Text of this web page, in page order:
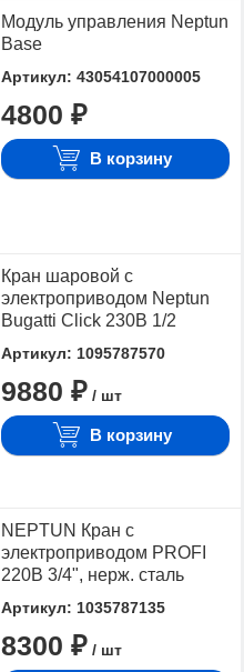
Модуль управления Neptun
Base
Артикул: 43054107000005
4800 ₽
В корзину
Кран шаровой с
электроприводом Neptun
Bugatti Click 230В 1/2
Артикул: 1095787570
9880 ₽ / шт
В корзину
NEPTUN Кран с
электроприводом PROFI
220В 3/4", нерж. сталь
Артикул: 1035787135
8300 ₽ / шт